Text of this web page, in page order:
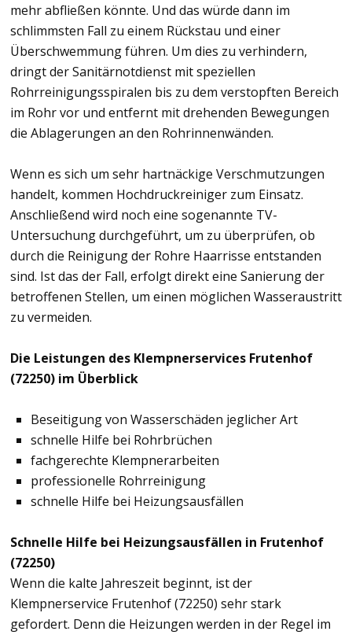
mehr abfließen könnte. Und das würde dann im
schlimmsten Fall zu einem Rückstau und einer
Überschwemmung führen. Um dies zu verhindern,
dringt der Sanitärnotdienst mit speziellen
Rohrreinigungsspiralen bis zu dem verstopften Bereich
im Rohr vor und entfernt mit drehenden Bewegungen
die Ablagerungen an den Rohrinnenwänden.
Wenn es sich um sehr hartnäckige Verschmutzungen
handelt, kommen Hochdruckreiniger zum Einsatz.
Anschließend wird noch eine sogenannte TV-
Untersuchung durchgeführt, um zu überprüfen, ob
durch die Reinigung der Rohre Haarrisse entstanden
sind. Ist das der Fall, erfolgt direkt eine Sanierung der
betroffenen Stellen, um einen möglichen Wasseraustritt
zu vermeiden.
Die Leistungen des Klempnerservices Frutenhof
(72250) im Überblick
Beseitigung von Wasserschäden jeglicher Art
schnelle Hilfe bei Rohrbrüchen
fachgerechte Klempnerarbeiten
professionelle Rohrreinigung
schnelle Hilfe bei Heizungsausfällen
Schnelle Hilfe bei Heizungsausfällen in Frutenhof
(72250)
Wenn die kalte Jahreszeit beginnt, ist der
Klempnerservice Frutenhof (72250) sehr stark
gefordert. Denn die Heizungen werden in der Regel im